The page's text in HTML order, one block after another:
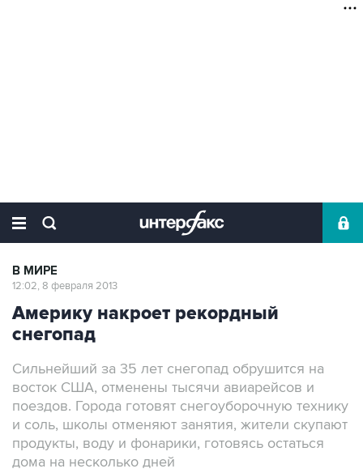
В МИРЕ
12:02, 8 февраля 2013
Америку накроет рекордный
снегопад
Сильнейший за 35 лет снегопад обрушится на
восток США, отменены тысячи авиарейсов и
поездов. Города готовят снегоуборочную технику
и соль, школы отменяют занятия, жители скупают
продукты, воду и фонарики, готовясь остаться
дома на несколько дней